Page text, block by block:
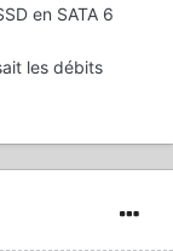
en SATA 6
les débits